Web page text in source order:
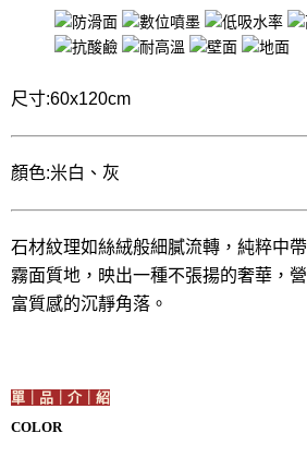
尺寸:60x120cm
顏色:米白、灰
石材紋理如絲絨般細膩流轉，純粹中
霧面質地，映出一種不張揚的奢華，
富質感的沉靜角落。
單｜品｜介｜紹
COLOR